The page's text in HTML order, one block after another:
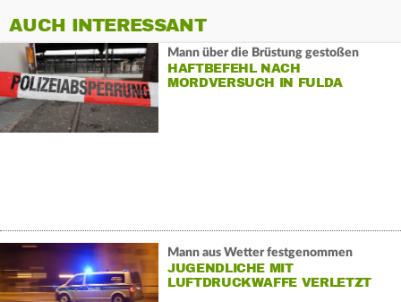
AUCH INTERESSANT
Mann über die Brüstung gestoßen
HAFTBEFEHL NACH
MORDVERSUCH IN FULDA
Mann aus Wetter festgenommen
JUGENDLICHE MIT
LUFTDRUCKWAFFE VERLETZT